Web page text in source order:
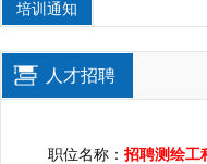
培训通知
人才招聘
职位名称： 招聘测绘工